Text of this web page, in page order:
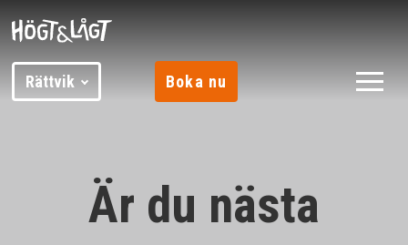
Rättvik Boka nu
Är du nästa